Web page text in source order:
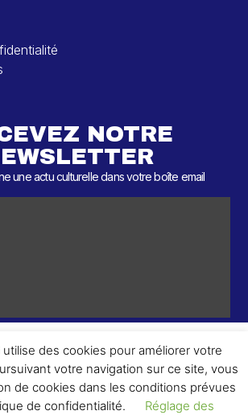
NOTRE
une actu culturelle dans votre boîte email
2 ème Round – Tous droits réservés.
des cookies pour améliorer votre
votre navigation sur ce site, vous
de cookies dans les conditions prévues
de confidentialité.
Réglage des